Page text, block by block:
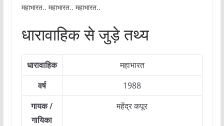
महाभारत.. महाभारत.. महाभारत..
धारावाहिक से जुड़े तथ्य
धारावाहिक
महाभारत
वर्ष
1988
गायक /
गायिका
महेंद्र कपूर